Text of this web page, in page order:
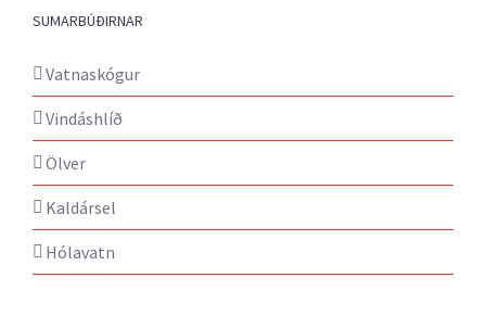
SUMARBÚÐIRNAR
Vatnaskógur
Vindáshlíð
Ölver
Kaldársel
Hólavatn